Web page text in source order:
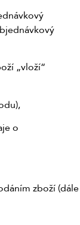
„vloží“
o
zboží (dále